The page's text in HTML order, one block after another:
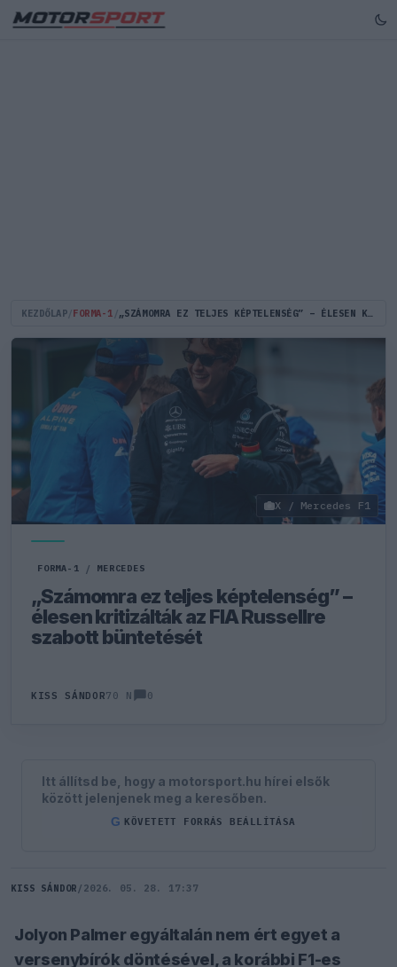
KEZDŐLAP FORMA-1 „SZÁMOMRA EZ TELJES KÉPTELENSÉG” – ÉLESEN KRITIZÁLTÁK AZ FIA RUSSELLRE SZABOTT BÜNTETÉSÉT
X / Mercedes F1
FORMA-1 / MERCEDES
„Számomra ez teljes képtelenség” –
élesen kritizálták az FIA Russellre
szabott büntetését
KISS SÁNDOR70 N 0
Itt állítsd be, hogy a motorsport.hu hírei elsők
között jelenjenek meg a keresőben.
G KÖVETETT FORRÁS BEÁLLÍTÁSA
KISS SÁNDOR / 2026. 05. 28. 17:37
Jolyon Palmer egyáltalán nem ért egyet a
versenybírók döntésével, a korábbi F1-es